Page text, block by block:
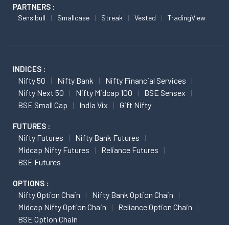
PARTNERS :
Sensibull Smallcase Streak Vested TradingView
INDICES :
Nifty 50 Nifty Bank
Nifty Financial Services
Nifty Next 50
Nifty Midcap 100
BSE Sensex
BSE Small Cap
India Vix Gift Nifty
FUTURES :
Nifty Futures
Nifty Bank Futures
Midcap Nifty Futures
Reliance Futures
BSE Futures
OPTIONS :
Nifty Option Chain
Nifty Bank Option Chain
Midcap Nifty Option Chain
Reliance Option Chain
BSE Option Chain